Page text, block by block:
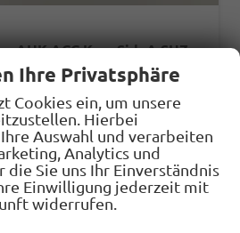
Selection DSG Selec AHK ACC Kam SideA SHZv/h Kessy
Fahrzeug mit Tageszulassung
GetriebeAutomatik
Außenfarbe
Black-Magic Perleffekt
Kilometerstand 10 km
Ihre Privatsphäre
Cookies ein, um unsere
Hierbei
Auswahl und verarbeiten
Analytics und
die Sie uns Ihr Einverständnis
Einwilligung jederzeit mit
widerrufen.